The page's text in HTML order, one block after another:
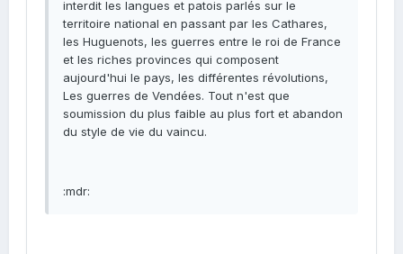
interdit les langues et patois parlés sur le
territoire national en passant par les Cathares,
les Huguenots, les guerres entre le roi de France
et les riches provinces qui composent
aujourd'hui le pays, les différentes révolutions,
Les guerres de Vendées. Tout n'est que
soumission du plus faible au plus fort et abandon
du style de vie du vaincu.
:mdr: